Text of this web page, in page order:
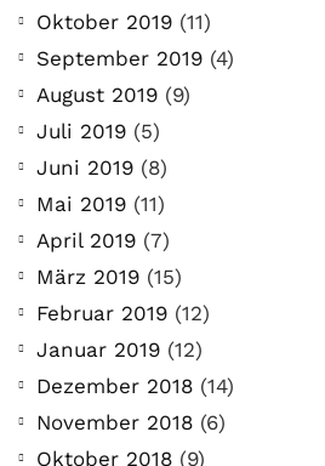
Oktober 2019 (11)
September 2019 (4)
August 2019 (9)
Juli 2019 (5)
Juni 2019 (8)
Mai 2019 (11)
April 2019 (7)
März 2019 (15)
Februar 2019 (12)
Januar 2019 (12)
Dezember 2018 (14)
November 2018 (6)
Oktober 2018 (9)